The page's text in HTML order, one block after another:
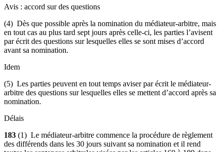
Avis : accord sur des questions
(4) Dès que possible après la nomination du médiateur-arbitre, mais
en tout cas au plus tard sept jours après celle-ci, les parties l’avisent
par écrit des questions sur lesquelles elles se sont mises d’accord
avant sa nomination.
Idem
(5) Les parties peuvent en tout temps aviser par écrit le médiateur-
arbitre des questions sur lesquelles elles se mettent d’accord après sa
nomination.
Délais
183 (1) Le médiateur-arbitre commence la procédure de règlement
des différends dans les 30 jours suivant sa nomination et il rend